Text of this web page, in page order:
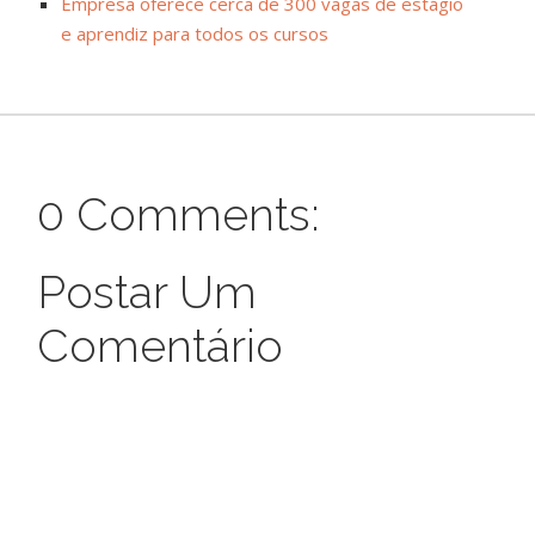
e aprendiz para todos os cursos
0 Comments:
Postar Um
Comentário